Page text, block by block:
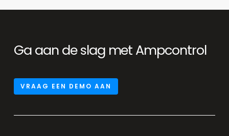
Ga aan de slag met Ampcontrol
VRAAG EEN DEMO AAN